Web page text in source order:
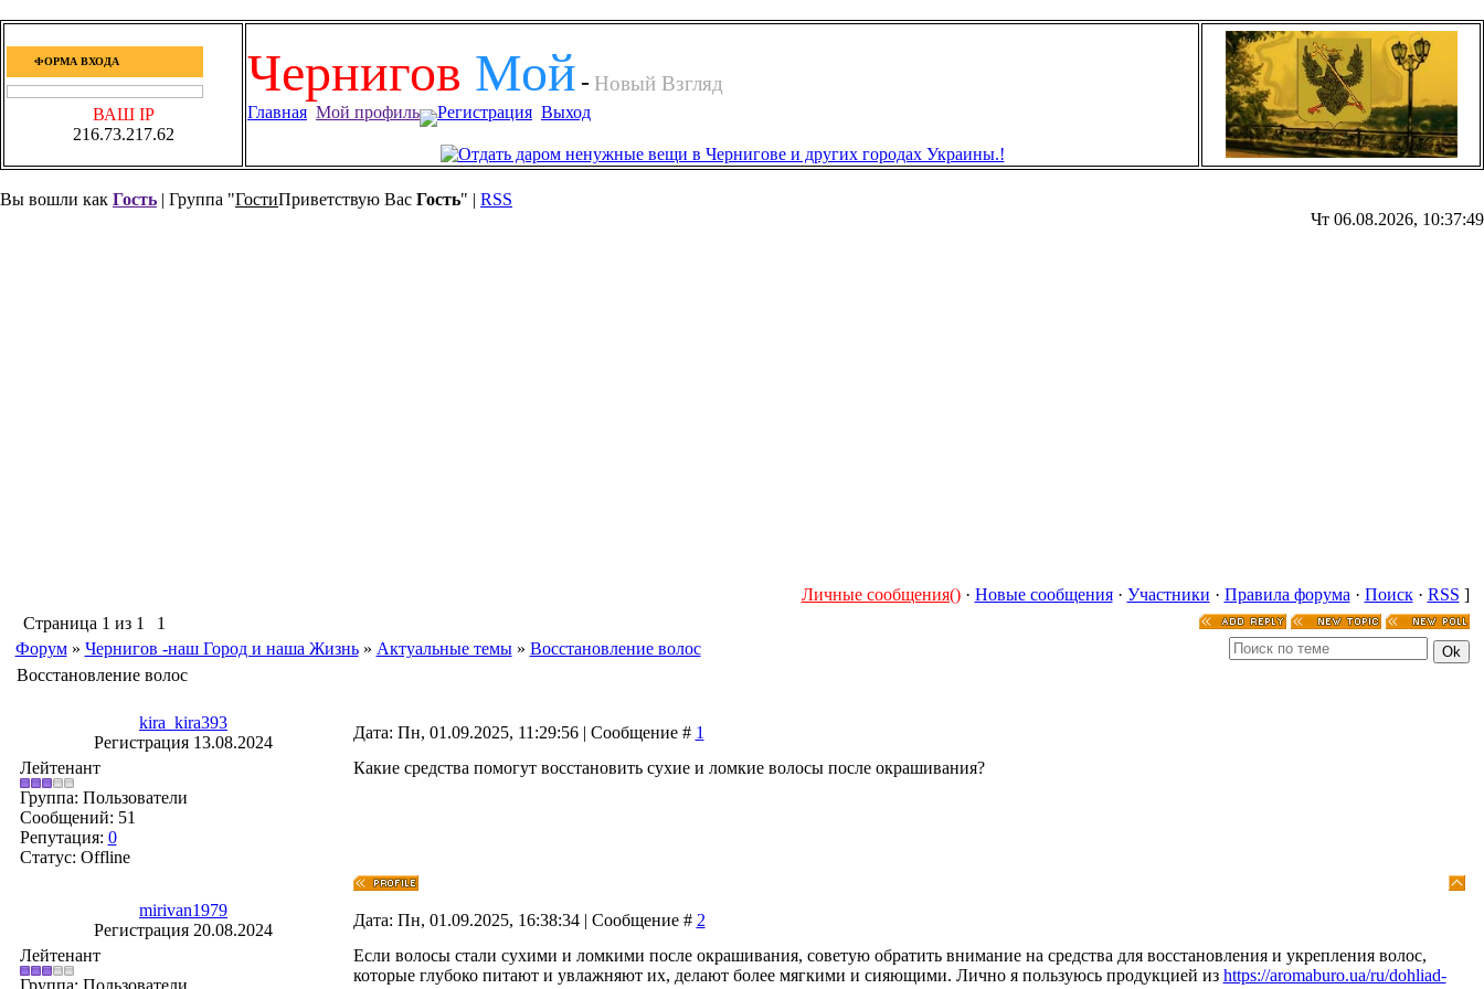
ФОРМА ВХОДА
ВАШ IP
216.73.217.62
Чернигов Мой- Новый Взгляд
Главная Мой профиль Регистрация Выход
Вы вошли как Гость | Группа "ГостиПриветствую Вас Гость" | RSS
Чт 06.08.2026, 10:37:49
Личные сообщения()· Новые сообщения· Участники · Правила форума · Поиск· RSS ]
Страница 1 из 1
1
Форум » Чернигов -наш Город и наша Жизнь » Актуальные темы » Восстановление волос
Восстановление волос
kira_kira393
Регистрация 13.08.2024
Дата: Пн, 01.09.2025, 11:29:56 | Сообщение # 1
Лейтенант
Группа: Пользователи
Сообщений: 51
Репутация: 0
Статус: Offline
Какие средства помогут восстановить сухие и ломкие волосы после окрашивания?
mirivan1979
Регистрация 20.08.2024
Дата: Пн, 01.09.2025, 16:38:34 | Сообщение # 2
Лейтенант
Группа: Пользователи
Если волосы стали сухими и ломкими после окрашивания, советую обратить внимание на средства для восстановления и укрепления волос,
которые глубоко питают и увлажняют их, делают более мягкими и сияющими. Лично я пользуюсь продукцией из https://aromaburo.ua/ru/dohliad-